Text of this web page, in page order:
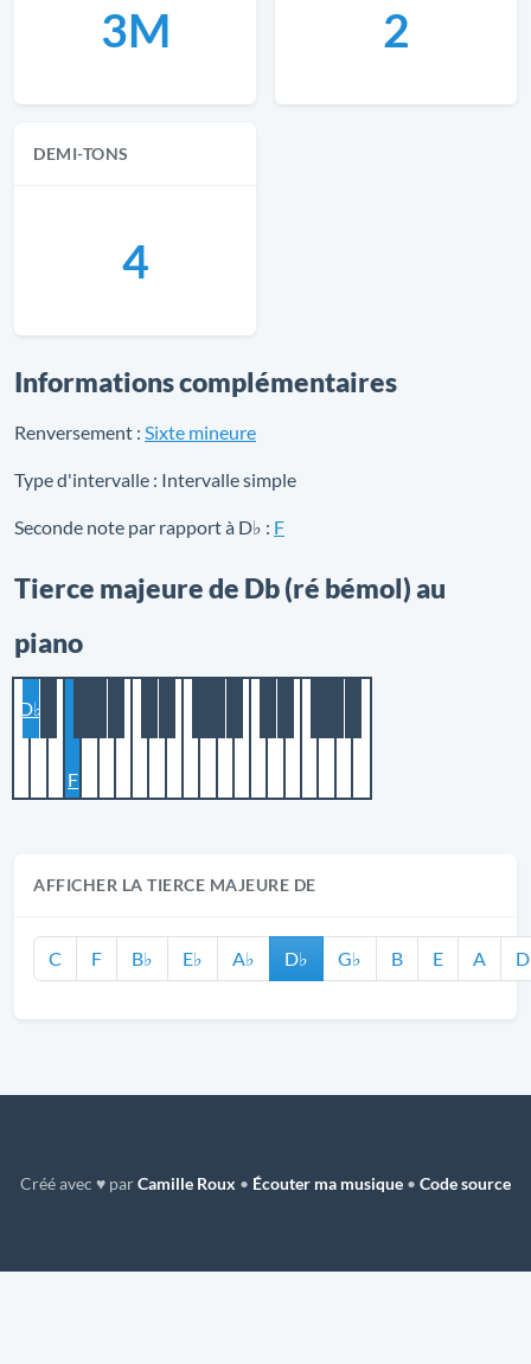
3M 2
DEMI-TONS
4
Informations complémentaires
Renversement : Sixte mineure
Type d'intervalle : Intervalle simple
Seconde note par rapport à D♭ : F
Tierce majeure de Db (ré bémol) au
piano
D♭
F
AFFICHER LA TIERCE MAJEURE DE
C F B♭ E♭ A♭ D♭ G♭ B E A D
Créé avec ♥ parCamille Roux • Écouter ma musique • Code source